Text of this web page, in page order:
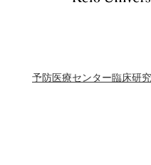
予防医療センター臨床研